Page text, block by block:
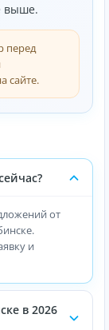
выше.
перед
сайте.
от
и
в 2026